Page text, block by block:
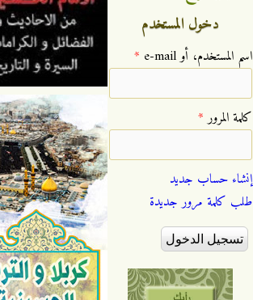
دخول المستخدم
‏اسم المستخدم، أو e-mail ‏ *
‏كلمة المرور ‏*
إنشاء حساب جديد
طلب كلمة مرور جديدة